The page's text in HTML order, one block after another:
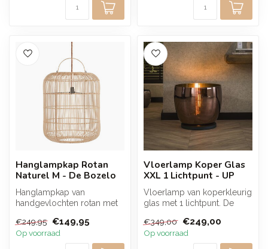
Hanglampkap Rotan
Naturel M - De Bozelo
Hanglampkap van
handgevlochten rotan met
De natuurli...
€249,95 €149,95
Op voorraad
Vloerlamp Koper Glas
XXL 1 Lichtpunt - UP
Vloerlamp van koperkleurig
glas met 1 lichtpunt. De
warme k...
€349,00 €249,00
Op voorraad